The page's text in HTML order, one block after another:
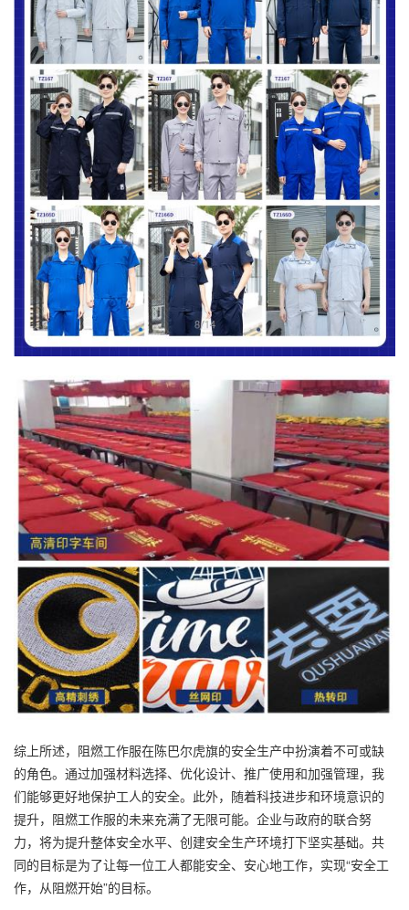
综上所述，阻燃工作服在陈巴尔虎旗的安全生产中扮演着不可或缺
的角色。通过加强材料选择、优化设计、推广使用和加强管理，我
们能够更好地保护工人的安全。此外，随着科技进步和环境意识的
提升，阻燃工作服的未来充满了无限可能。企业与政府的联合努
力，将为提升整体安全水平、创建安全生产环境打下坚实基础。共
同的目标是为了让每一位工人都能安全、安心地工作，实现“安全工
作，从阻燃开始”的目标。